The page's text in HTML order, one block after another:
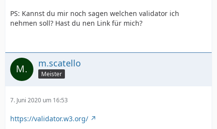
PS: Kannst du mir noch sagen welchen validator ich
nehmen soll? Hast du nen Link für mich?
m.scatello
Meister
7. Juni 2020 um 16:53
https://validator.w3.org/